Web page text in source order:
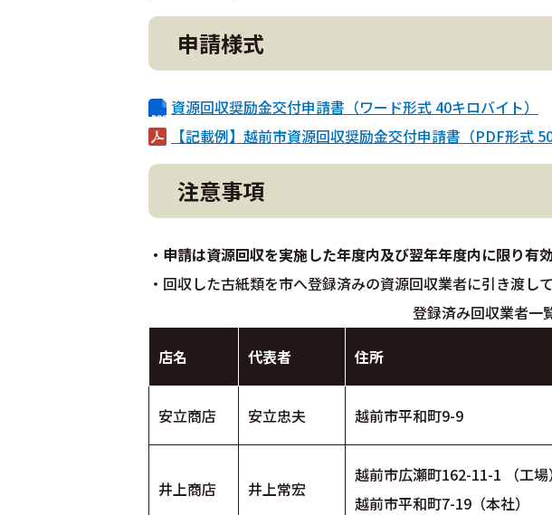
申請様式
資源回収奨励金交付申請書（ワード形式 40キロバイト）
【記載例】越前市資源回収奨励金交付申請書（PDF形式
注意事項
・申請は資源回収を実施した年度内及び翌年年度内に限り有効
・回収した古紙類を市へ登録済みの資源回収業者に引き渡し
登録済み回収業者一
店名 代表者 住所
安立商店 安立忠夫 越前市平和町9-9
井上商店 井上常宏
越前市広瀬町162-11-1 （工場）
越前市平和町7-19（本社）